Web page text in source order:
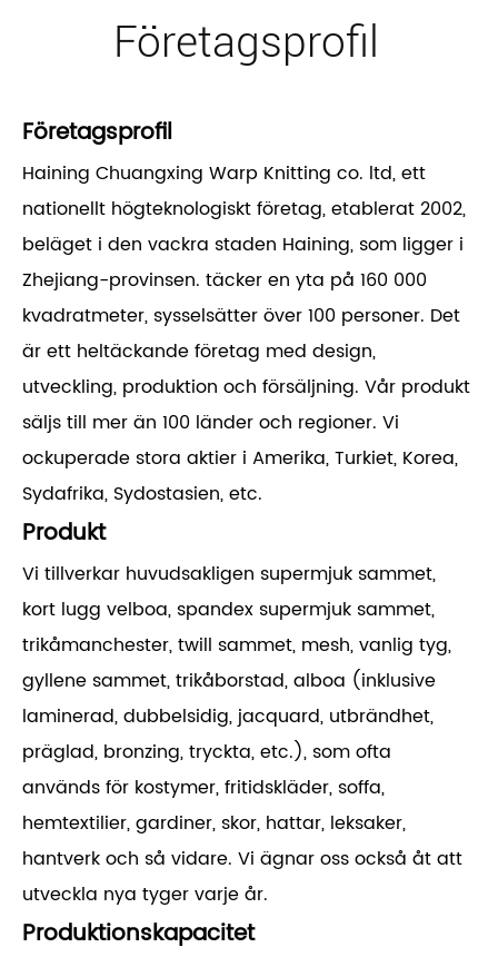
Företagsprofil
Företagsprofil
Haining Chuangxing Warp Knitting co. ltd, ett
nationellt högteknologiskt företag, etablerat 2002,
beläget i den vackra staden Haining, som ligger i
Zhejiang-provinsen. täcker en yta på 160 000
kvadratmeter, sysselsätter över 100 personer. Det
är ett heltäckande företag med design,
utveckling, produktion och försäljning. Vår produkt
säljs till mer än 100 länder och regioner. Vi
ockuperade stora aktier i Amerika, Turkiet, Korea,
Sydafrika, Sydostasien, etc.
Produkt
Vi tillverkar huvudsakligen supermjuk sammet,
kort lugg velboa, spandex supermjuk sammet,
trikåmanchester, twill sammet, mesh, vanlig tyg,
gyllene sammet, trikåborstad, alboa (inklusive
laminerad, dubbelsidig, jacquard, utbrändhet,
präglad, bronzing, tryckta, etc.), som ofta
används för kostymer, fritidskläder, soffa,
hemtextilier, gardiner, skor, hattar, leksaker,
hantverk och så vidare. Vi ägnar oss också åt att
utveckla nya tyger varje år.
Produktionskapacitet